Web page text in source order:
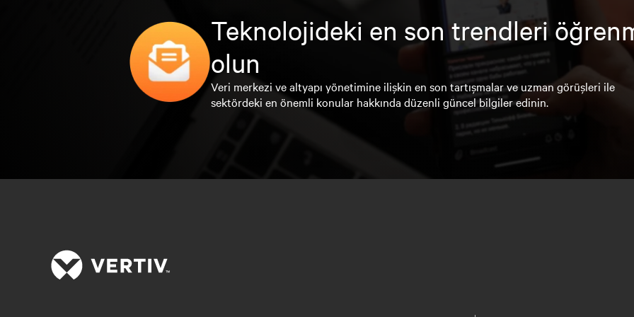
Teknolojideki en son trendleri
olun
Veri merkezi ve altyapı yönetimine ilişkin en son tartışmalar ve uzman görüşleri ile
sektördeki en önemli konular hakkında düzenli güncel bilgiler edinin.